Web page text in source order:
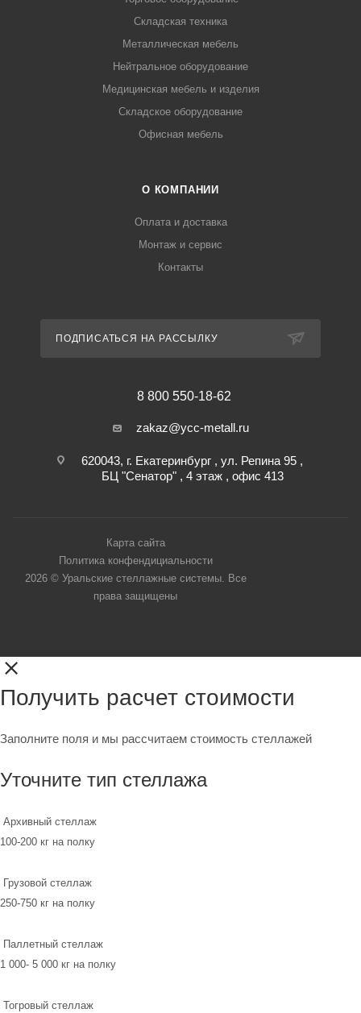
Складская техника
Металлическая мебель
Нейтральное оборудование
Медицинская мебель и изделия
Складское оборудование
Офисная мебель
О КОМПАНИИ
Оплата и доставка
Монтаж и сервис
Контакты
ПОДПИСАТЬСЯ НА РАССЫЛКУ
8 800 550-18-62
zakaz@ycc-metall.ru
620043, г. Екатеринбург , ул. Репина 95 ,
БЦ "Сенатор" , 4 этаж , офис 413
Карта сайта
Политика конфендициальности
2026 © Уральские стеллажные системы. Все
права защищены
Получить расчет стоимости
Заполните поля и мы рассчитаем стоимость стеллажей
Уточните тип стеллажа
Архивный стеллаж
100-200 кг на полку
Грузовой стеллаж
250-750 кг на полку
Паллетный стеллаж
1 000- 5 000 кг на полку
Тогровый стеллаж